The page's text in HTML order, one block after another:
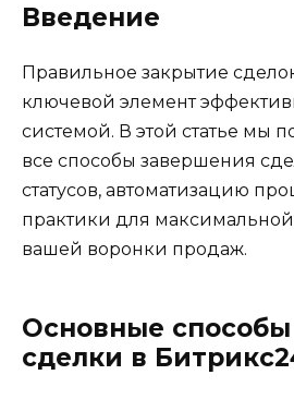
Введение
Правильное закрытие
ключевой элемент
системой. В этой статье мы
все способы завершения
статусов, автоматизацию
практики для
вашей воронки продаж.
Основные
сделки в